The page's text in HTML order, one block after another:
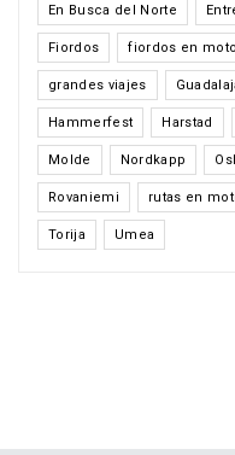
En Busca del Norte
Fiordos fiordos en moto
grandes viajes
Hammerfest Harstad
Molde Nordkapp
Rovaniemi rutas en
Torija Umea